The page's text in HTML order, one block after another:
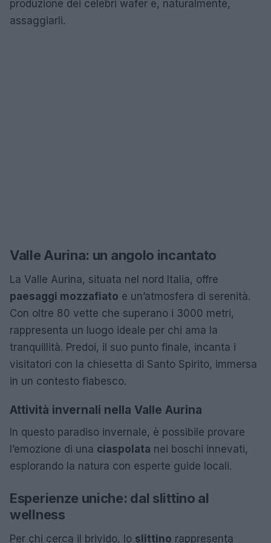
produzione dei celebri wafer e, naturalmente,
assaggiarli.
Valle Aurina: un angolo incantato
La Valle Aurina, situata nel nord Italia, offre
paesaggi mozzafiato e un’atmosfera di serenità.
Con oltre 80 vette che superano i 3000 metri,
rappresenta un luogo ideale per chi ama la
tranquillità. Predoi, il suo punto finale, incanta i
visitatori con la chiesetta di Santo Spirito, immersa
in un contesto fiabesco.
Attività invernali nella Valle Aurina
In questo paradiso invernale, è possibile provare
l’emozione di una ciaspolata nei boschi innevati,
esplorando la natura con esperte guide locali.
Esperienze uniche: dal slittino al
wellness
Per chi cerca il brivido, lo slittino rappresenta